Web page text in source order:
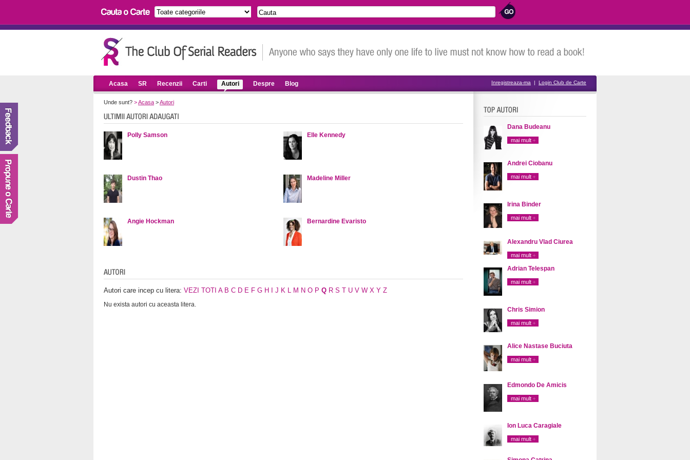
Acasa SR Recenzii Carti Autori Despre Blog Inregistreaza-ma | Login Club de Carte
Unde sunt? >Acasa >Autori
Polly Samson
Dustin Thao
Angie Hockman
Elle Kennedy
Madeline Miller
Bernardine Evaristo
Autori care incep cu litera: VEZI TOTI A B C D E F G H J K L M N O P Q R S T U V W X Y Z
Nu exista autori cu aceasta litera.
Dana Budeanu
mai mult
Andrei Ciobanu
mai mult
Irina Binder
mai mult
Alexandru Vlad Ciurea
mai mult
Adrian Telespan
mai mult
Chris Simion
mai mult
Alice Nastase Buciuta
mai mult
Edmondo De Amicis
mai mult
Ion Luca Caragiale
mai mult